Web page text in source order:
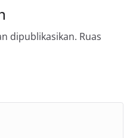
dipublikasikan. Ruas